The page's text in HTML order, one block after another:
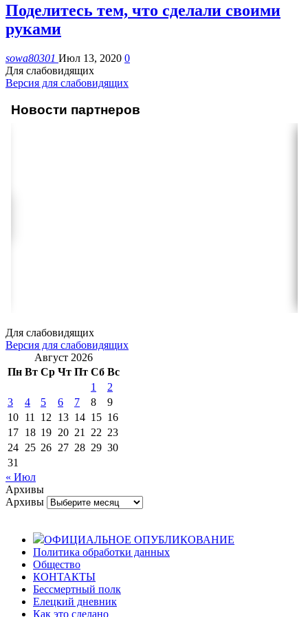
Поделитесь тем, что сделали своими
руками
sowa80301 Июл 13, 2020 0
Для слабовидящих
Версия для слабовидящих
Новости партнеров
Для слабовидящих
Версия для слабовидящих
Август 2026
Пн Вт Ср Чт Пт Сб Вс
1
2
3
4 5 6 7 8
9
10 11 12 13 14 15 16
17 18 19 20 21 22 23
24 25 26 27 28 29 30
31
« Июл
Архивы
Архивы
ОФИЦИАЛЬНОЕ ОПУБЛИКОВАНИЕ
Политика обработки данных
Общество
КОНТАКТЫ
Бессмертный полк
Елецкий дневник
Как это сделано